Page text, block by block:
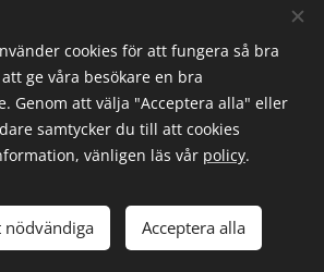
och integritetspolicy Cookies
cookies för att fungera så bra
ge våra besökare en bra
Genom att välja "Acceptera alla" eller
samtycker du till att cookies
vänligen läs vår policy.
nödvändiga Acceptera alla